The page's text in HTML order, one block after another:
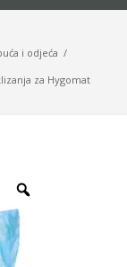
i odjeća /
za Hygomat